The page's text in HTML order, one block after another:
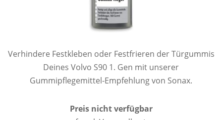
Verhindere Festkleben oder Festfrieren der Türgummis
Deines Volvo S90 1. Gen mit unserer
Gummipflegemittel-Empfehlung von Sonax.
Preis nicht verfügbar